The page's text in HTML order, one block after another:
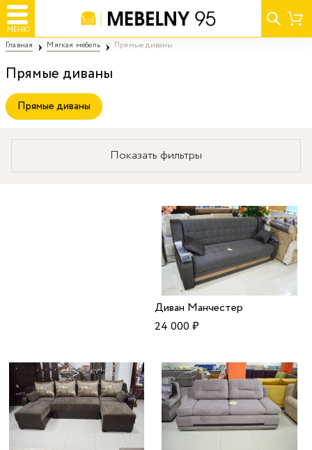
МЕНЮ
Главная Мягкая мебель Прямые диваны
Прямые диваны
Прямые диваны
Показать фильтры
Диван Манчестер
24 000₽